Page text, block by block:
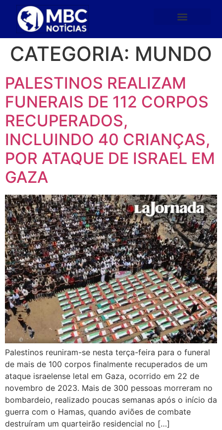
CATEGORIA: MUNDO
PALESTINOS REALIZAM
FUNERAIS DE 112 CORPOS
RECUPERADOS,
INCLUINDO 40 CRIANÇAS,
POR ATAQUE DE ISRAEL EM
GAZA
Palestinos reuniram-se nesta terça-feira para o funeral
de mais de 100 corpos finalmente recuperados de um
ataque israelense letal em Gaza, ocorrido em 22 de
novembro de 2023. Mais de 300 pessoas morreram no
bombardeio, realizado poucas semanas após o início da
guerra com o Hamas, quando aviões de combate
destruíram um quarteirão residencial no […]